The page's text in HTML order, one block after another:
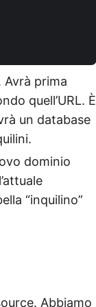
prima
quell’URL. È
un database
dominio
“inquilino”
Abbiamo